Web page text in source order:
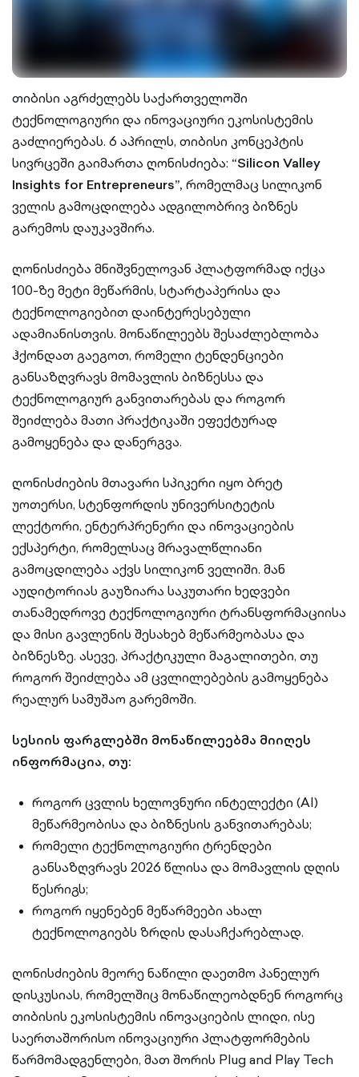
თიბისი აგრძელებს საქართველოში
ტექნოლოგიური და ინოვაციური ეკოსისტემის
გაძლიერებას. 6 აპრილს, თიბისი კონცეპტის
სივრცეში გაიმართა ღონისძიება: “Silicon Valley
Insights for Entrepreneurs”, რომელმაც სილიკონ
ველის გამოცდილება ადგილობრივ ბიზნეს
გარემოს დაუკავშირა.
ღონისძიება მნიშვნელოვან პლატფორმად იქცა
100-ზე მეტი მეწარმის, სტარტაპერისა და
ტექნოლოგიებით დაინტერესებული
ადამიანისთვის. მონაწილეებს შესაძლებლობა
ჰქონდათ გაეგოთ, რომელი ტენდენციები
განსაზღვრავს მომავლის ბიზნესსა და
ტექნოლოგიურ განვითარებას და როგორ
შეიძლება მათი პრაქტიკაში ეფექტურად
გამოყენება და დანერგვა.
ღონისძიების მთავარი სპიკერი იყო ბრეტ
უოთერსი, სტენფორდის უნივერსიტეტის
ლექტორი, ენტერპრენერი და ინოვაციების
ექსპერტი, რომელსაც მრავალწლიანი
გამოცდილება აქვს სილიკონ ველიში. მან
აუდიტორიას გაუზიარა საკუთარი ხედვები
თანამედროვე ტექნოლოგიური ტრანსფორმაციისა
და მისი გავლენის შესახებ მეწარმეობასა და
ბიზნესზე. ასევე, პრაქტიკული მაგალითები, თუ
როგორ შეიძლება ამ ცვლილებების გამოყენება
რეალურ სამუშაო გარემოში.
სესიის ფარგლებში მონაწილეებმა მიიღეს
ინფორმაცია, თუ:
როგორ ცვლის ხელოვნური ინტელექტი (AI)
მეწარმეობისა და ბიზნესის განვითარებას;
რომელი ტექნოლოგიური ტრენდები
განსაზღვრავს 2026 წლისა და მომავლის დღის
წესრიგს;
როგორ იყენებენ მეწარმეები ახალ
ტექნოლოგიებს ზრდის დასაჩქარებლად.
ღონისძიების მეორე ნაწილი დაეთმო პანელურ
დისკუსიას, რომელშიც მონაწილეობდნენ როგორც
თიბისის ეკოსისტემის ინოვაციების ლიდი, ისე
საერთაშორისო ინოვაციური პლატფორმების
წარმომადგენლები, მათ შორის Plug and Play Tech